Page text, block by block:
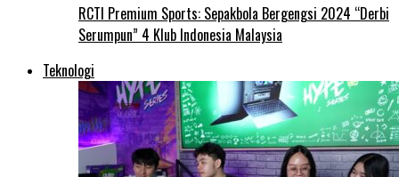
RCTI Premium Sports: Sepakbola Bergengsi 2024 “Derbi
Serumpun” 4 Klub Indonesia Malaysia
Teknologi